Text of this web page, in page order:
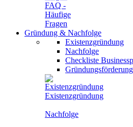
FAQ -
Häufige
Fragen
Gründung & Nachfolge
Existenzgründung
Nachfolge
Checkliste
Gründungsförderung
Existenzgründung
Nachfolge